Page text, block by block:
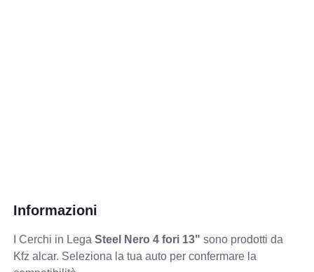
Informazioni
I Cerchi in LegaSteel Nero 4 fori 13" sono prodotti da
Kfz alcar. Seleziona la tua auto per confermare la